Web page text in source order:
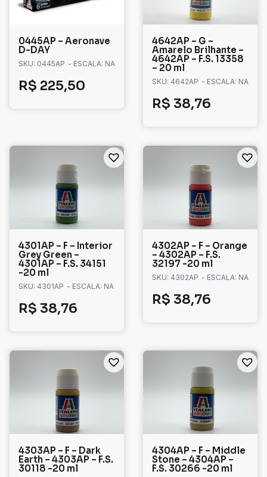
0445AP – Aeronave
D-DAY
SKU: 0445AP - ESCALA: NA
R$ 225,50
4642AP – G –
Amarelo Brilhante –
4642AP – F.S. 13358
– 20 ml
SKU: 4642AP - ESCALA: NA
R$ 38,76
4301AP – F – Interior
Grey Green –
4301AP – F.S. 34151
-20 ml
SKU: 4301AP - ESCALA: NA
R$ 38,76
4302AP – F – Orange
– 4302AP – F.S.
32197 -20 ml
SKU: 4302AP - ESCALA: NA
R$ 38,76
4303AP – F – Dark
Earth – 4303AP – F.S.
30118 -20 ml
4304AP – F – Middle
Stone – 4304AP –
F.S. 30266 -20 ml